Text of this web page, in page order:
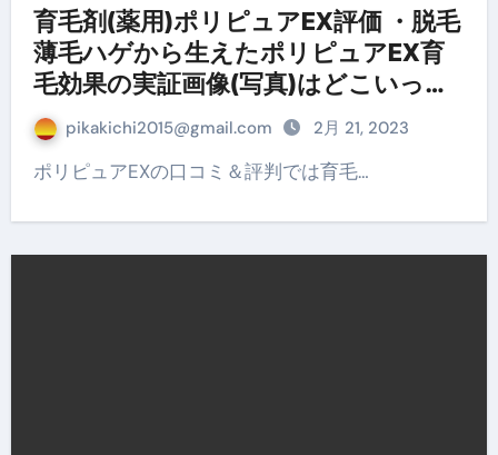
育毛剤(薬用)ポリピュアEX評価 ・脱毛
薄毛ハゲから生えたポリピュアEX育
毛効果の実証画像(写真)はどこいった
pikakichi2015@gmail.com 2月 21, 2023
ポリピュアEXの口コミ＆評判では育毛…